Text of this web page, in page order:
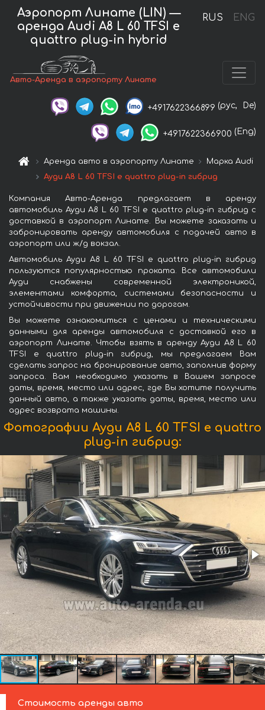
RUS ENG
Аэропорт Линате (LIN) —
аренда Audi A8 L 60 TFSI e
quattro plug-in hybrid
Авто-Аренда в аэропорту Линате
+4917622366899 (рус, De)
+4917622366900 (Eng)
Аренда авто в аэропорту Линате
Марка Audi
Ауди A8 L 60 TFSI e quattro plug-in гибрид
Компания Авто-Аренда предлагает в аренду
автомобиль Ауди A8 L 60 TFSI e quattro plug-in гибрид с
доставкой в аэропорт Линате. Вы можете заказать и
забронировать аренду автомобиля с подачей авто в
аэропорт или ж/д вокзал.
Автомобиль Ауди A8 L 60 TFSI e quattro plug-in гибрид
пользуются популярностью проката. Все автомобили
Ауди снабжены современной электроникой,
элементами комфорта, системами безопасности и
устойчивости при движении по дорогам.
Вы можете ознакомиться с ценами и техническими
данными для аренды автомобиля с доставкой его в
аэропорт Линате. Чтобы взять в аренду Ауди A8 L 60
TFSI e quattro plug-in гибрид, мы предлагаем Вам
сделать запрос на бронирование авто, заполнив форму
запроса. Вам необходимо указать в Вашем запросе
даты, время, место или адрес, где Вы хотите получить
данный авто, а также указать даты, время, место или
адрес возврата машины.
Фотографии Ауди A8 L 60 TFSI e quattro
plug-in гибрид:
Стоимость аренды авто